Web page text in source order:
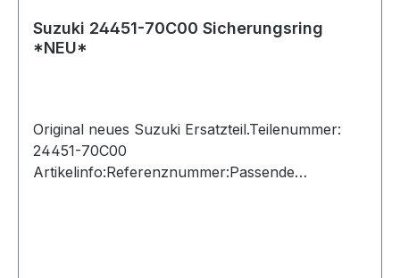
Suzuki 24451-70C00 Sicherungsring
*NEU*
Original neues Suzuki Ersatzteil.Teilenummer:
24451-70C00
Artikelinfo:Referenznummer:Passende